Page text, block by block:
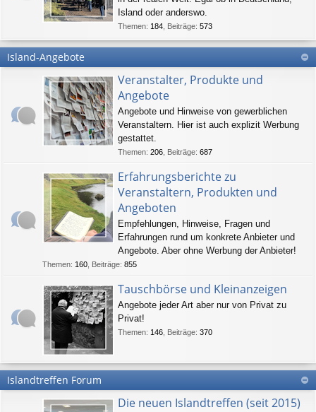
Island oder anderswo.
Themen: 184 Beiträge: 573
Island-Angebote
Veranstalter, Produkte und
Angebote
Angebote und Hinweise von gewerblichen
Veranstaltern. Hier ist auch explizit Werbung
gestattet.
Themen: 206 Beiträge: 687
Erfahrungsberichte zu
Veranstaltern, Produkten und
Angeboten
Empfehlungen, Hinweise, Fragen und
Erfahrungen rund um konkrete Anbieter und
Angebote. Aber ohne Werbung der Anbieter!
Themen: 160 Beiträge: 855
Tauschbörse und Kleinanzeigen
Angebote jeder Art aber nur von Privat zu
Privat!
Themen: 146 Beiträge: 370
Islandtreffen Forum
Die neuen Islandtreffen (seit 2015)